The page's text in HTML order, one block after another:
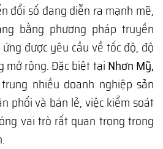
đổi số đang diễn ra mạnh mẽ,
bằng phương pháp truyền
được yêu cầu về tốc độ, độ
mở rộng. Đặc biệt tại Nhơn Mỹ,
nhiều doanh nghiệp sản
phối và bán lẻ, việc kiểm soát
vai trò rất quan trọng trong